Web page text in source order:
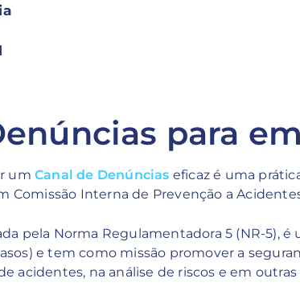
para
um Canal de Denúncias eficaz é uma
Comissão Interna de Prevenção a Acidentes
pela Norma Regulamentadora 5 (NR-5),
e tem como missão promover a
acidentes, na análise de riscos e em